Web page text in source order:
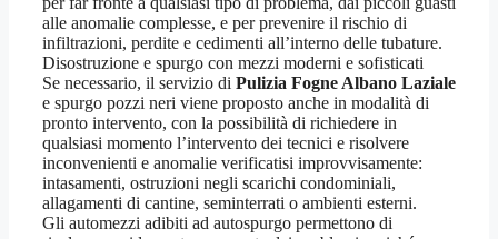
alle anomalie complesse, e per prevenire il rischio di
infiltrazioni, perdite e cedimenti all’interno delle tubature.
Disostruzione e spurgo con mezzi moderni e sofisticati
Se necessario, il servizio di Pulizia Fogne Albano Laziale
e spurgo pozzi neri viene proposto anche in modalità di
pronto intervento, con la possibilità di richiedere in
qualsiasi momento l’intervento dei tecnici e risolvere
inconvenienti e anomalie verificatisi improvvisamente:
intasamenti, ostruzioni negli scarichi condominiali,
allagamenti di cantine, seminterrati o ambienti esterni.
Gli automezzi adibiti ad autospurgo permettono di